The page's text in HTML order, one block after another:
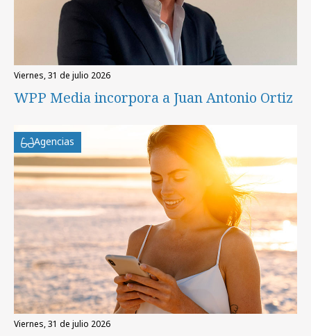
viernes, 31 de julio 2026
WPP Media incorpora a Juan Antonio Ortiz
Agencias
viernes, 31 de julio 2026